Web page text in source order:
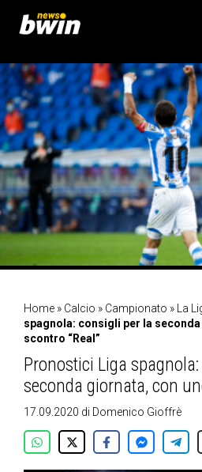
contenuto
Home » Calcio » Campionato » La
spagnola: consigli per la
scontro “Real”
Pronostici Liga
seconda giornata, con
17.09.2020 di Domenico Gioffrè